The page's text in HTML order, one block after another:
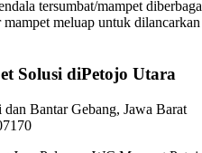
tersumbat/mampet
meluap untuk dilancarkan
Solusi diPetojo Utara
Bantar Gebang, Jawa Barat